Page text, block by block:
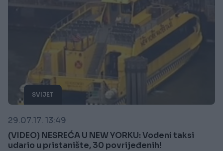
SVIJET
29.07.17. 13:49
(VIDEO) NESREĆA U NEW YORKU: Vodeni taksi
udario u pristanište, 30 povrijeđenih!